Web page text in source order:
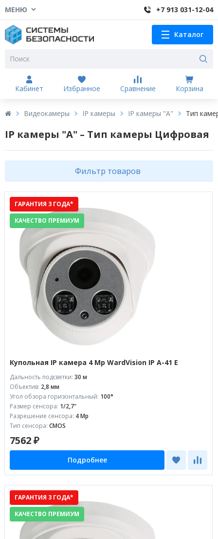
МЕНЮ +7 913 031-12-04
Каталог
Кабинет Избранное Сравнение Корзина
Видеокамеры IP камеры IP камеры "A" Тип
IP камеры "A" – Тип камеры Цифровая
Фильтр товаров
Купольная IP камера 4 Mp WardVision IP A-41 E
ГАРАНТИЯ 3 ГОДА*
КАЧЕСТВО ПРЕМИУМ
Дальность подсветки: 30 м
Объектив: 2,8 мм
Угол обзора горизонтальный: 100°
Размер сенсора: 1/2,7"
Разрешение сенсора: 4 Mp
Тип сенсора: CMOS
7562 ₽
Подробнее
ГАРАНТИЯ 3 ГОДА*
КАЧЕСТВО ПРЕМИУМ